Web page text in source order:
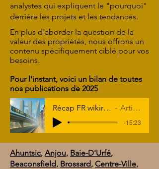
analystes qui expliquent le "pourquoi"
derrière les projets et les tendances.
En plus d'aborder la question de la
valeur des propriétés, nous offrons un
contenu spécifiquement ciblé pour vos
besoins.
Pour l'instant, voici un bilan de toutes
nos publications de 2025
Récap FR wikiresidence 2025 Artist Name
-15:23
Ahuntsic, Anjou, Baie-D'Urfé,
Beaconsfield, Brossard, Centre-Ville,